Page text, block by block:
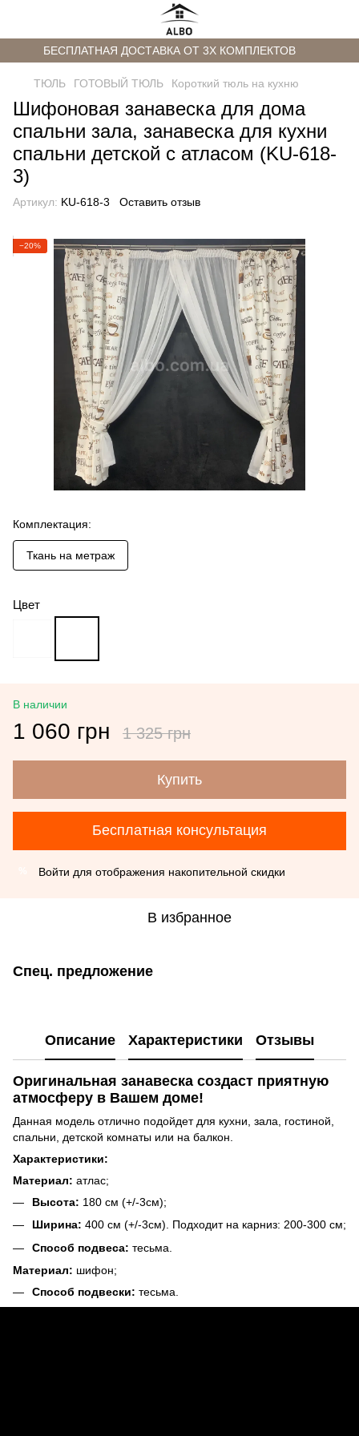
БЕСПЛАТНАЯ ДОСТАВКА ОТ 3Х КОМПЛЕКТОВ
ТЮЛЬ ГОТОВЫЙ ТЮЛЬ Короткий тюль на кухню
Шифоновая занавеска для дома
спальни зала, занавеска для кухни
спальни детской с атласом (KU-618-
3)
Артикул: KU-618-3 Оставить отзыв
−20%
Комплектация:
Ткань на метраж
Цвет
В наличии
1 060 грн 1 325 грн
Купить
Бесплатная консультация
Войти для отображения накопительной скидки
В избранное
Спец. предложение
Описание Характеристики Отзывы
Оригинальная занавеска создаст приятную
атмосферу в Вашем доме!
Данная модель отлично подойдет для кухни, зала, гостиной,
спальни, детской комнаты или на балкон.
Характеристики:
Материал: атлас;
Высота: 180 см (+/-3см);
Ширина: 400 см (+/-3см). Подходит на карниз: 200-300 см;
Способ подвеса: тесьма.
Материал: шифон;
Способ подвески: тесьма.